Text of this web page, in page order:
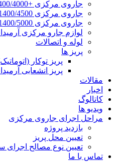
جاروی مرکزی +۲P.1400/4000
جاروی مرکزی ۳P.1400/4500
جاروی مرکزی ۴P.1400/5000
لوازم جارو مرکزی
لوله و اتصالات
پریز ها
پریز توکار
پریز انشعابی
مقالات
اخبار
کاتالوگ
ویدیو ها
مراحل اجرای جاروی مرکزی
بازدید پروژه
تعیین محل پریز
تعیین نوع مصالح اجرای
تماس با ما